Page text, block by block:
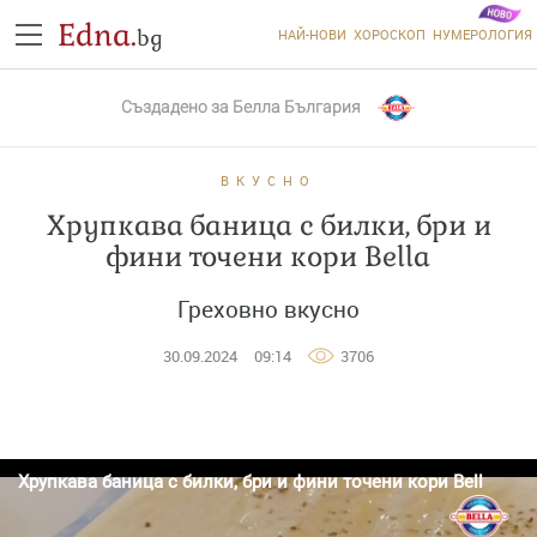
Edna.bg НАЙ-НОВИ ХОРОСКОП НУМЕРОЛОГИЯ
Създадено за Белла България
ВКУСНО
Хрупкава баница с билки, бри и
фини точени кори Bella
Греховно вкусно
30.09.2024 09:14 3706